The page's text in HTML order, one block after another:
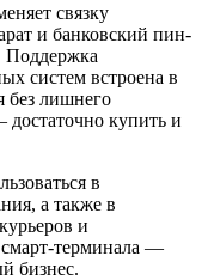
связку
и банковский пин-
Поддержка
систем встроена в
без лишнего
купить и
в
а также в
и
смарт-терминала —
бизнес.